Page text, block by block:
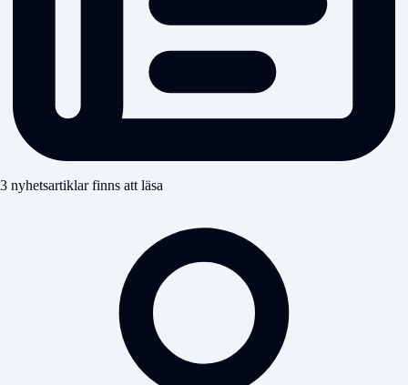
3 nyhetsartiklar finns att läsa